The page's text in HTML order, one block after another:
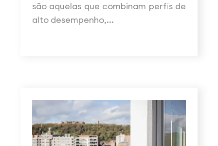
são aquelas que combinam perfis de
alto desempenho,...